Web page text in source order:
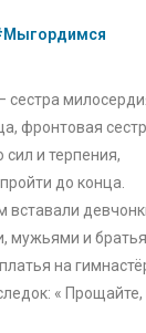
сестра
фронтовая
и терпения,
до конца.
вставали
мужьями и
на
« Прощайте,